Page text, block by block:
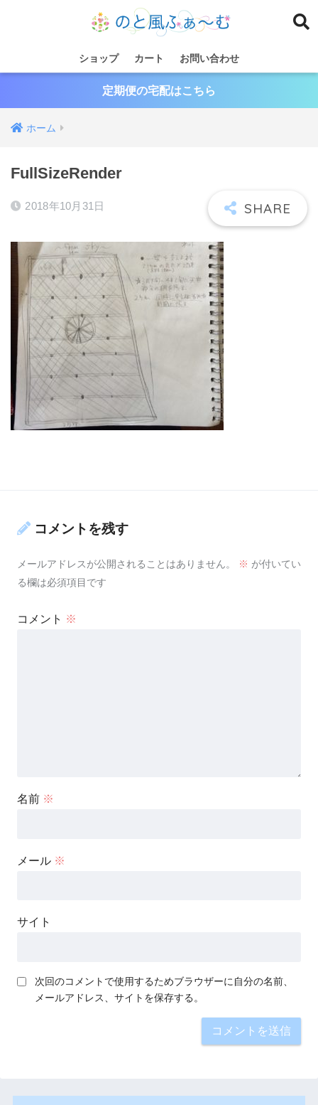
ショップ カート お問い合わせ
定期便の宅配はこちら
ホーム
FullSizeRender
2018年10月31日
コメントを残す
メールアドレスが公開されることはありません。 ※ が付いてい
る欄は必須項目です
コメント ※
名前 ※
メール ※
サイト
次回のコメントで使用するためブラウザーに自分の名前、
メールアドレス、サイトを保存する。